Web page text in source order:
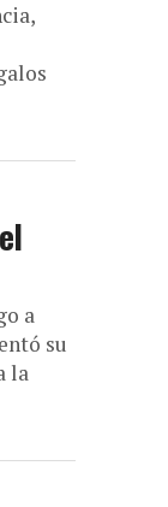
a
su
la